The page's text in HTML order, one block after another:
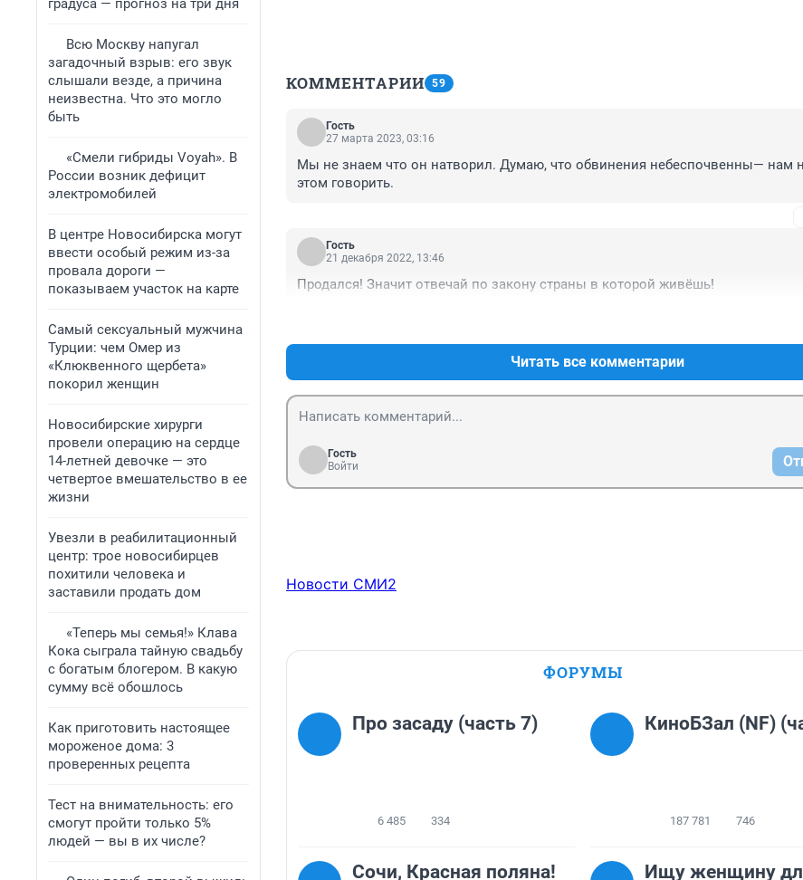
градуса — прогноз на три дня
Всю Москву напугал
загадочный взрыв: его звук
слышали везде, а причина
неизвестна. Что это могло
быть
«Смели гибриды Voyah». В
России возник дефицит
электромобилей
В центре Новосибирска могут
ввести особый режим из-за
провала дороги —
показываем участок на карте
Самый сексуальный мужчина
Турции: чем Омер из
«Клюквенного щербета»
покорил женщин
Новосибирские хирурги
провели операцию на сердце
14-летней девочке — это
четвертое вмешательство в ее
жизни
Увезли в реабилитационный
центр: трое новосибирцев
похитили человека и
заставили продать дом
«Теперь мы семья!» Клава
Кока сыграла тайную свадьбу
с богатым блогером. В какую
сумму всё обошлось
Как приготовить настоящее
мороженое дома: 3
проверенных рецепта
Тест на внимательность: его
смогут пройти только 5%
людей — вы в их числе?
КОММЕНТАРИИ 59
Гость
27 марта 2023, 03:16
Мы не знаем что он натворил. Думаю, что обвинения небеспочвенны— нам
этом говорить.
Гость
21 декабря 2022, 13:46
Продался! Значит отвечай по закону страны в которой живёшь!
Читать все комментарии
Гость
Войти
Новости СМИ2
ФОРУМЫ
Про засаду (часть 7)
6 485 334
КиноБЗал (NF)
187 781 746
Сочи, Красная поляна! Ищу женщину